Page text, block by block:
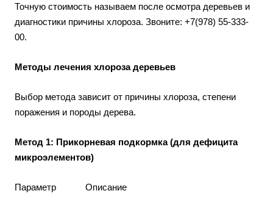
Точную стоимость называем после осмотра деревьев и
диагностики причины хлороза. Звоните: +7(978) 55-333-
00.
Методы лечения хлороза деревьев
Выбор метода зависит от причины хлороза, степени
поражения и породы дерева.
Метод 1: Прикорневая подкормка (для дефицита
микроэлементов)
Параметр Описание